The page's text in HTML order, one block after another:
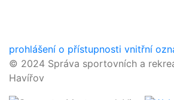
prohlášení o přístupnosti vnitřní
© 2024 Správa sportovních a
Havířov